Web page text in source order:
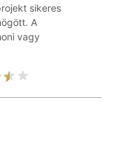
sikeres
A
vagy